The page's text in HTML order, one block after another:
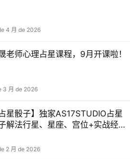
4 月 de 2026
老师心理占星课程，9月开课啦！
3 月 de 2026
占星骰子】独家AS17STUDIO占星
解法行星、星座、宫位+实战经验
2 月 de 2026